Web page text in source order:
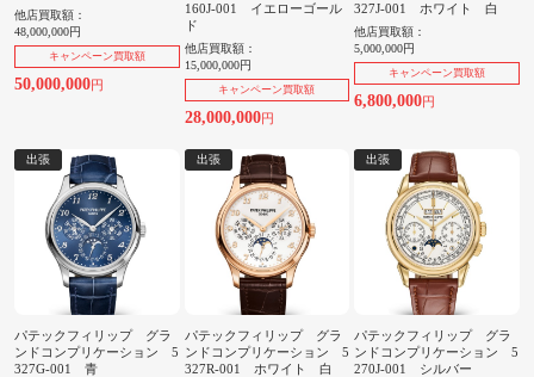
他店買取額：
48,000,000円
キャンペーン買取額
50,000,000円
160J-001 イエローゴール
ド
他店買取額：
15,000,000円
キャンペーン買取額
28,000,000円
327J-001 ホワイト 白
他店買取額：
5,000,000円
キャンペーン買取額
6,800,000円
出張
パテックフィリップ グラ
ンドコンプリケーション 5
327G-001 青
出張
パテックフィリップ グラ
ンドコンプリケーション 5
327R-001 ホワイト 白
出張
パテックフィリップ グラ
ンドコンプリケーション 5
270J-001 シルバー